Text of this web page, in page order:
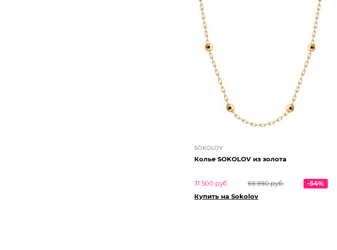
SOKOLOV
Колье SOKOLOV из золота
31 500 руб. 69 990 руб.
-54%
Купить на Sokolov